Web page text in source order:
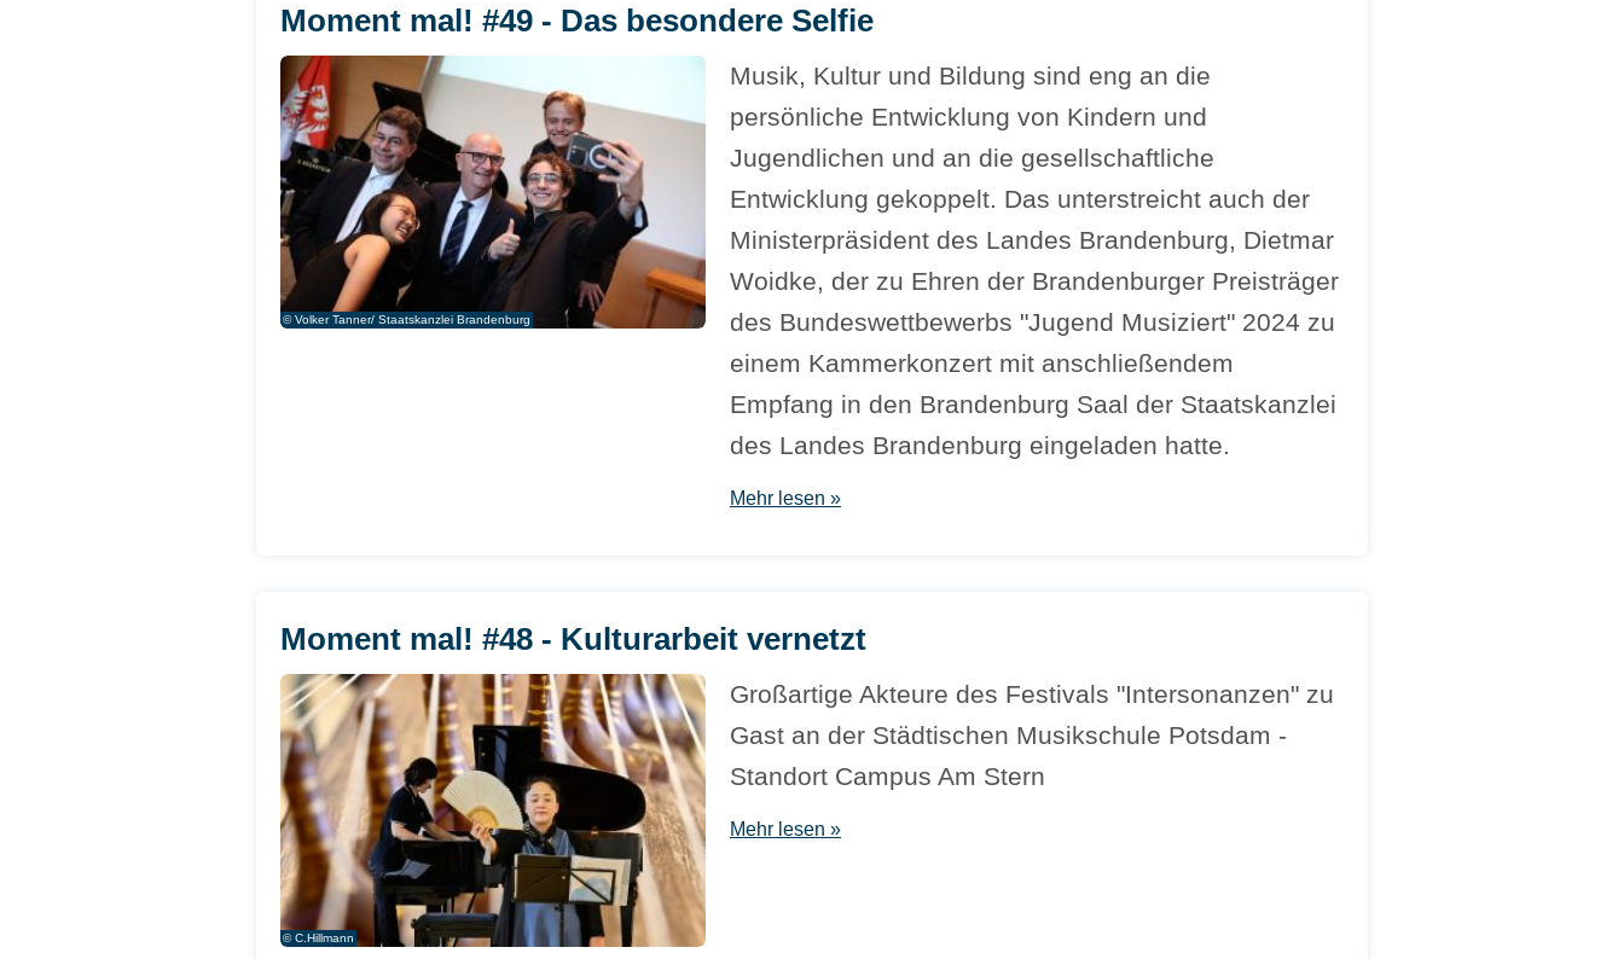
Moment mal! #49 - Das besondere Selfie
© Volker Tanner/ Staatskanzlei Brandenburg
Musik, Kultur und Bildung sind eng an die
persönliche Entwicklung von Kindern und
Jugendlichen und an die gesellschaftliche
Entwicklung gekoppelt. Das unterstreicht auch der
Ministerpräsident des Landes Brandenburg, Dietmar
Woidke, der zu Ehren der Brandenburger Preisträger
des Bundeswettbewerbs "Jugend Musiziert" 2024 zu
einem Kammerkonzert mit anschließendem
Empfang in den Brandenburg Saal der Staatskanzlei
des Landes Brandenburg eingeladen hatte.
Mehr lesen »
Moment mal! #48 - Kulturarbeit vernetzt
© C.Hillmann
Großartige Akteure des Festivals "Intersonanzen" zu
Gast an der Städtischen Musikschule Potsdam -
Standort Campus Am Stern
Mehr lesen »